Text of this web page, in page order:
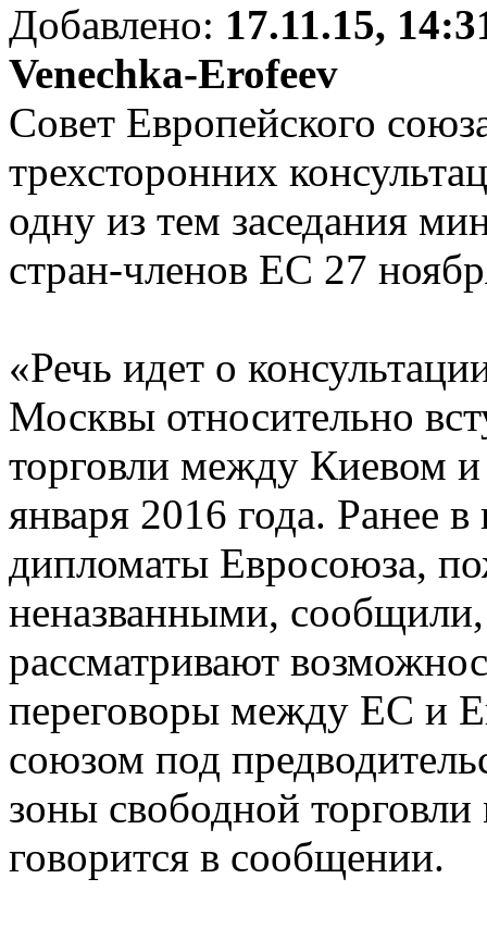
Добавлено: 17.11.15,
Venechka-Erofeev
Совет Европейского
трехсторонних
одну из тем заседания
стран-членов ЕС 27
«Речь идет о
Москвы относительно
торговли между Киевом
января 2016 года. Ранее
дипломаты Евросоюза,
неназванными,
рассматривают
переговоры между ЕС и
союзом под
зоны свободной
говорится в сообщении.